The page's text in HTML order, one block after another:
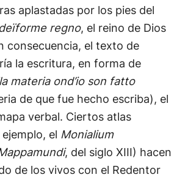
aplastadas por los pies del
deïforme regno, el reino de Dios
consecuencia, el texto de
la escritura, en forma de
materia ond’io son fatto
de que fue hecho escriba), el
verbal. Ciertos atlas
el Monialium
, del siglo XIII) hacen
de los vivos con el Redentor